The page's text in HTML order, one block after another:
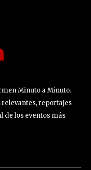
Minuto a Minuto.
reportajes
de los eventos más